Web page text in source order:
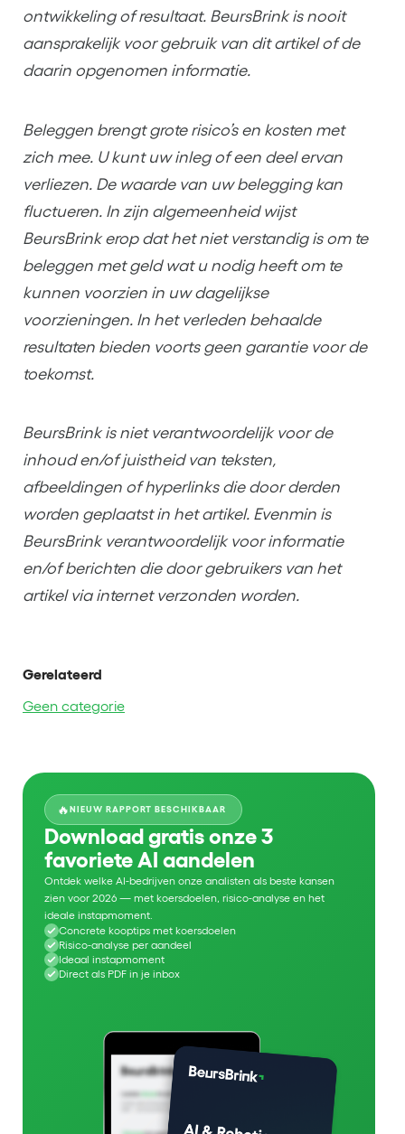
ontwikkeling of resultaat. BeursBrink is nooit
aansprakelijk voor gebruik van dit artikel of de
daarin opgenomen informatie.
Beleggen brengt grote risico’s en kosten met
zich mee. U kunt uw inleg of een deel ervan
verliezen. De waarde van uw belegging kan
fluctueren. In zijn algemeenheid wijst
BeursBrink erop dat het niet verstandig is om te
beleggen met geld wat u nodig heeft om te
kunnen voorzien in uw dagelijkse
voorzieningen. In het verleden behaalde
resultaten bieden voorts geen garantie voor de
toekomst.
BeursBrink is niet verantwoordelijk voor de
inhoud en/of juistheid van teksten,
afbeeldingen of hyperlinks die door derden
worden geplaatst in het artikel. Evenmin is
BeursBrink verantwoordelijk voor informatie
en/of berichten die door gebruikers van het
artikel via internet verzonden worden.
Gerelateerd
Geen categorie
🔥NIEUW RAPPORT BESCHIKBAAR
Download gratis onze 3
favoriete AI aandelen
Ontdek welke AI-bedrijven onze analisten als beste kansen
zien voor 2026 — met koersdoelen, risico-analyse en het
ideale instapmoment.
Concrete kooptips met koersdoelen
Risico-analyse per aandeel
Ideaal instapmoment
Direct als PDF in je inbox